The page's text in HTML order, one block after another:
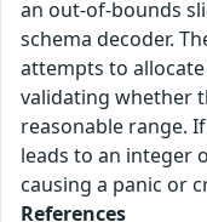
an out-of-bounds
schema decoder.
attempts to
validating whether
reasonable range.
leads to an integer
causing a panic or
References